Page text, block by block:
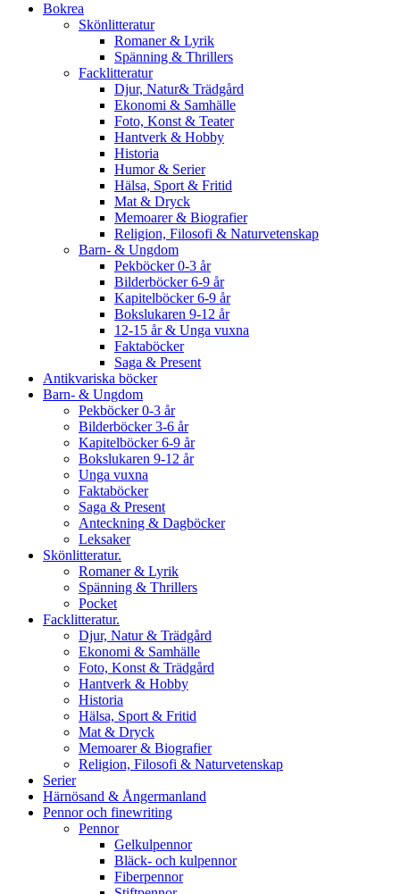
Bokrea
Skönlitteratur
Romaner & Lyrik
Spänning & Thrillers
Facklitteratur
Djur, Natur& Trädgård
Ekonomi & Samhälle
Foto, Konst & Teater
Hantverk & Hobby
Historia
Humor & Serier
Hälsa, Sport & Fritid
Mat & Dryck
Memoarer & Biografier
Religion, Filosofi & Naturvetenskap
Barn- & Ungdom
Pekböcker 0-3 år
Bilderböcker 6-9 år
Kapitelböcker 6-9 år
Bokslukaren 9-12 år
12-15 år & Unga vuxna
Faktaböcker
Saga & Present
Antikvariska böcker
Barn- & Ungdom
Pekböcker 0-3 år
Bilderböcker 3-6 år
Kapitelböcker 6-9 år
Bokslukaren 9-12 år
Unga vuxna
Faktaböcker
Saga & Present
Anteckning & Dagböcker
Leksaker
Skönlitteratur.
Romaner & Lyrik
Spänning & Thrillers
Pocket
Facklitteratur.
Djur, Natur & Trädgård
Ekonomi & Samhälle
Foto, Konst & Trädgård
Hantverk & Hobby
Historia
Hälsa, Sport & Fritid
Mat & Dryck
Memoarer & Biografier
Religion, Filosofi & Naturvetenskap
Serier
Härnösand & Ångermanland
Pennor och finewriting
Pennor
Gelkulpennor
Bläck- och kulpennor
Fiberpennor